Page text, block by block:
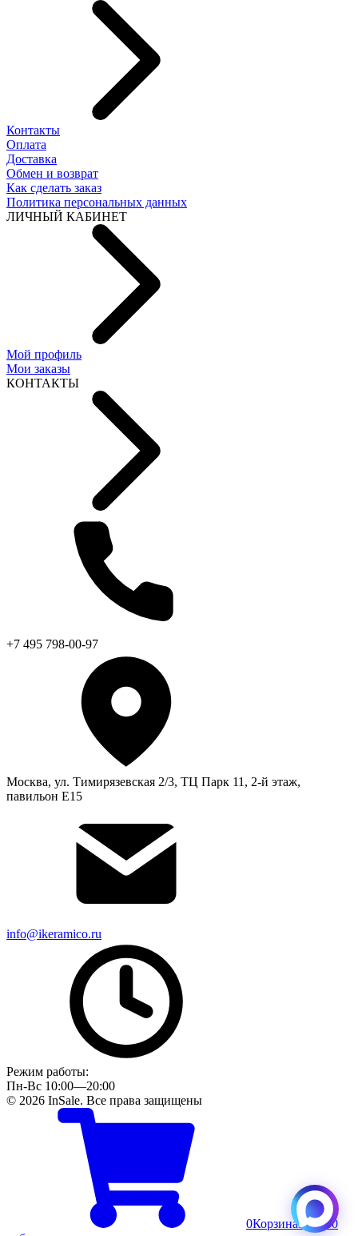
Контакты
Оплата
Доставка
Обмен и возврат
Как сделать заказ
Политика персональных данных
ЛИЧНЫЙ КАБИНЕТ
Мой профиль
Мои заказы
КОНТАКТЫ
+7 495 798-00-97
Москва, ул. Тимирязевская 2/3, ТЦ Парк 11, 2-й этаж,
павильон Е15
info@ikeramico.ru
Режим работы:
Пн-Вс 10:00—20:00
© 2026 InSale. Все права защищены
0КорзинаПусто0